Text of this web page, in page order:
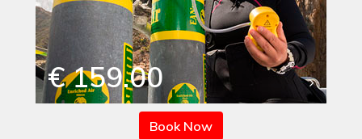
€ 159.00
Book Now